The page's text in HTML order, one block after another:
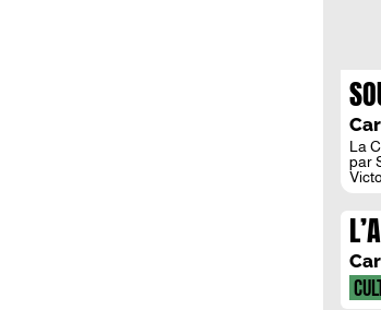
La
par
Son
son